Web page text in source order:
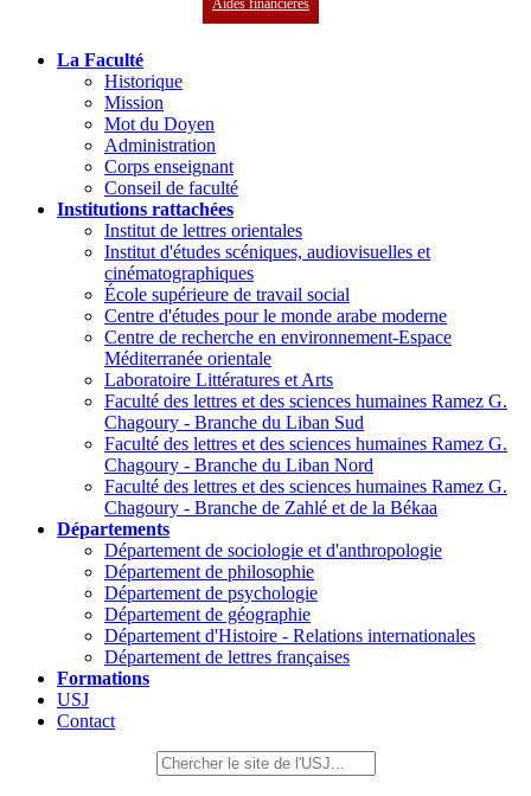
Aides financières
La Faculté
Historique
Mission
Mot du Doyen
Administration
Corps enseignant
Conseil de faculté
Institutions rattachées
Institut de lettres orientales
Institut d'études scéniques, audiovisuelles et
cinématographiques
École supérieure de travail social
Centre d'études pour le monde arabe moderne
Centre de recherche en environnement-Espace
Méditerranée orientale
Laboratoire Littératures et Arts
Faculté des lettres et des sciences humaines Ramez G.
Chagoury - Branche du Liban Sud
Faculté des lettres et des sciences humaines Ramez G.
Chagoury - Branche du Liban Nord
Faculté des lettres et des sciences humaines Ramez G.
Chagoury - Branche de Zahlé et de la Békaa
Départements
Département de sociologie et d'anthropologie
Département de philosophie
Département de psychologie
Département de géographie
Département d'Histoire - Relations internationales
Département de lettres françaises
Formations
USJ
Contact